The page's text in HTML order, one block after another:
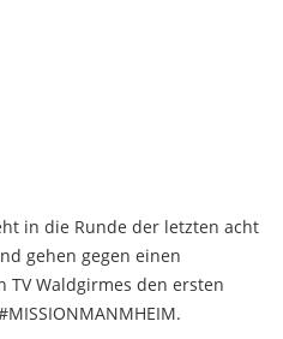
in die Runde der letzten acht
gehen gegen einen
Waldgirmes den ersten